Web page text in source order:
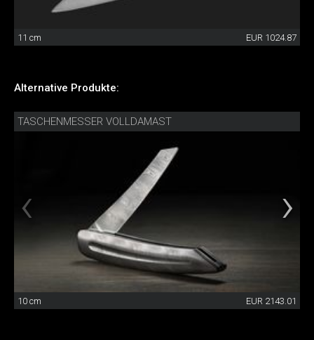
11 cm EUR 1024.87
Alternative Produkte:
TASCHENMESSER VOLLDAMAST
10 cm EUR 2143.01